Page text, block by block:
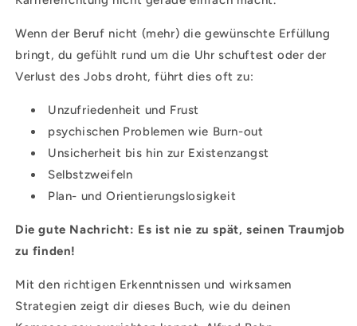
Wenn der Beruf nicht (mehr) die gewünschte Erfüllung
bringt, du gefühlt rund um die Uhr schuftest oder der
Verlust des Jobs droht, führt dies oft zu:
Unzufriedenheit und Frust
psychischen Problemen wie Burn-out
Unsicherheit bis hin zur Existenzangst
Selbstzweifeln
Plan- und Orientierungslosigkeit
Die gute Nachricht: Es ist nie zu spät, seinen Traumjob
zu finden!
Mit den richtigen Erkenntnissen und wirksamen
Strategien zeigt dir dieses Buch, wie du deinen